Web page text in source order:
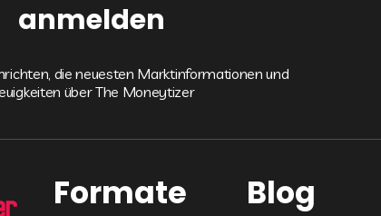
anmelden
die neuesten Marktinformationen und
über The Moneytizer
Formate Blog